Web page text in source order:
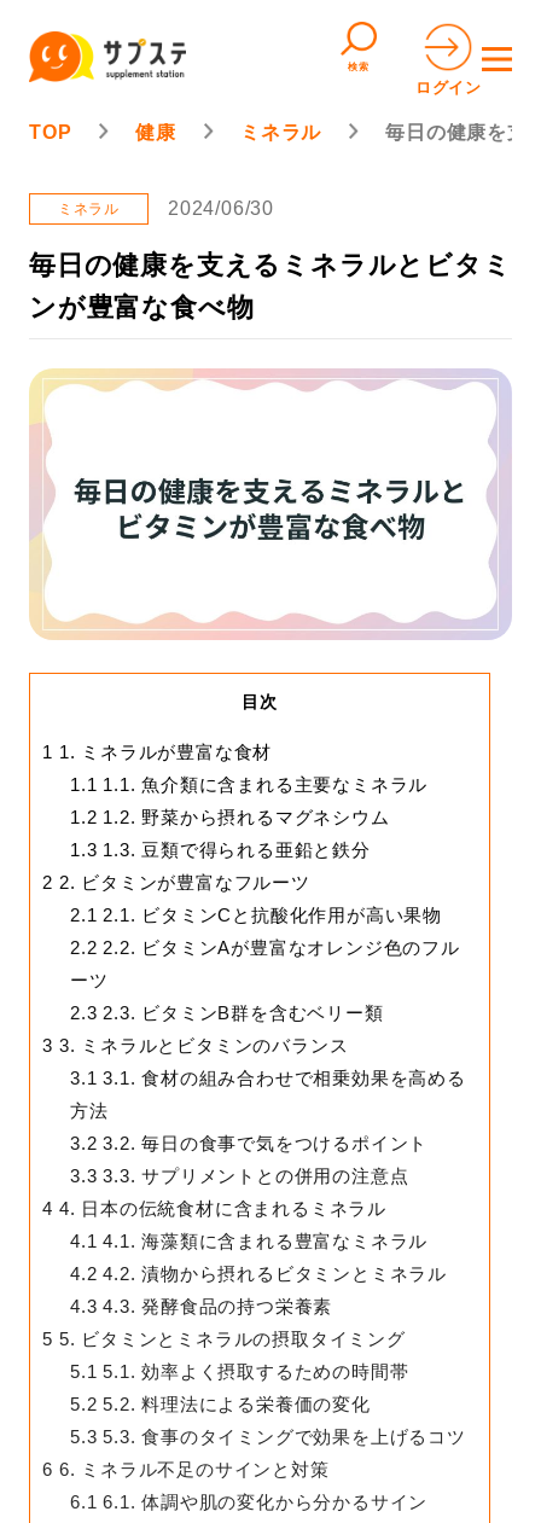
検索
ログイン
TOP 健康 ミネラル 毎日の健康を支
ミネラル 2024/06/30
毎日の健康を支えるミネラルとビタミ
ンが豊富な食べ物
目次
1 1. ミネラルが豊富な食材
1.1 1.1. 魚介類に含まれる主要なミネラル
1.2 1.2. 野菜から摂れるマグネシウム
1.3 1.3. 豆類で得られる亜鉛と鉄分
2 2. ビタミンが豊富なフルーツ
2.1 2.1. ビタミンCと抗酸化作用が高い果物
2.2 2.2. ビタミンAが豊富なオレンジ色のフル
ーツ
2.3 2.3. ビタミンB群を含むベリー類
3 3. ミネラルとビタミンのバランス
3.1 3.1. 食材の組み合わせで相乗効果を高める
方法
3.2 3.2. 毎日の食事で気をつけるポイント
3.3 3.3. サプリメントとの併用の注意点
4 4. 日本の伝統食材に含まれるミネラル
4.1 4.1. 海藻類に含まれる豊富なミネラル
4.2 4.2. 漬物から摂れるビタミンとミネラル
4.3 4.3. 発酵食品の持つ栄養素
5 5. ビタミンとミネラルの摂取タイミング
5.1 5.1. 効率よく摂取するための時間帯
5.2 5.2. 料理法による栄養価の変化
5.3 5.3. 食事のタイミングで効果を上げるコツ
6 6. ミネラル不足のサインと対策
6.1 6.1. 体調や肌の変化から分かるサイン